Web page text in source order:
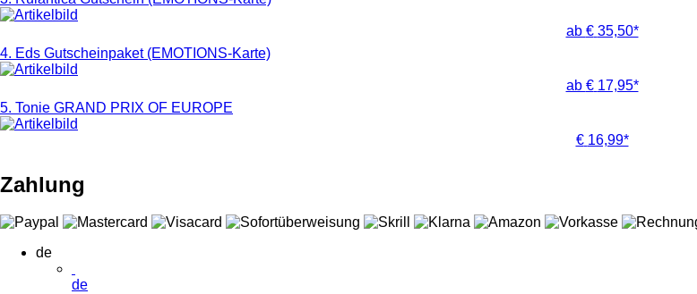
ab € 35,50*
4. Eds Gutscheinpaket (EMOTIONS-Karte)
ab € 17,95*
5. Tonie GRAND PRIX OF EUROPE
€ 16,99*
Zahlung
de
de